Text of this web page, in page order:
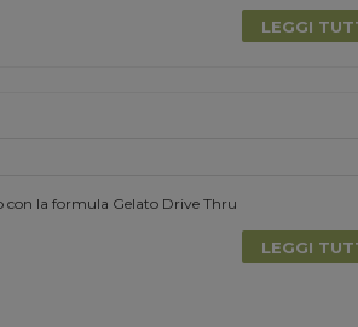
LEGGI
con la formula Gelato Drive Thru
LEGGI